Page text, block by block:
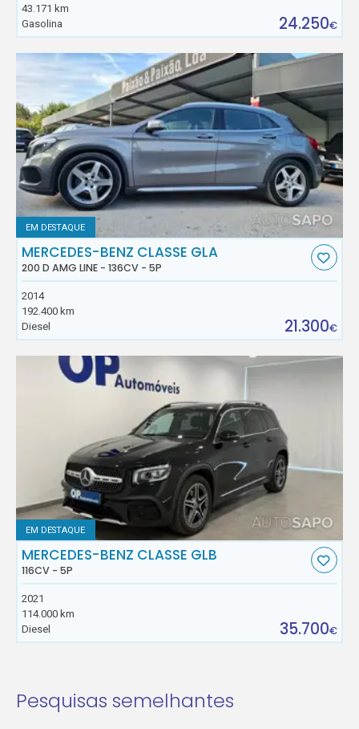
43.171 km
Gasolina
24.250€
EM DESTAQUE
MERCEDES-BENZ CLASSE GLA
200 D AMG LINE - 136CV - 5P
2014
192.400 km
Diesel
21.300€
EM DESTAQUE
MERCEDES-BENZ CLASSE GLB
116CV - 5P
2021
114.000 km
Diesel
35.700€
Pesquisas semelhantes